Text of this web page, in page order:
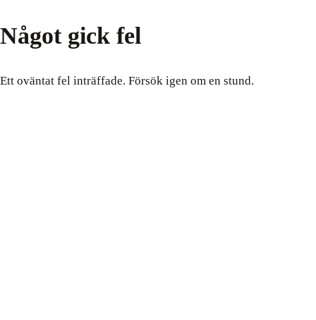
Något gick fel
Ett oväntat fel inträffade. Försök igen om en stund.